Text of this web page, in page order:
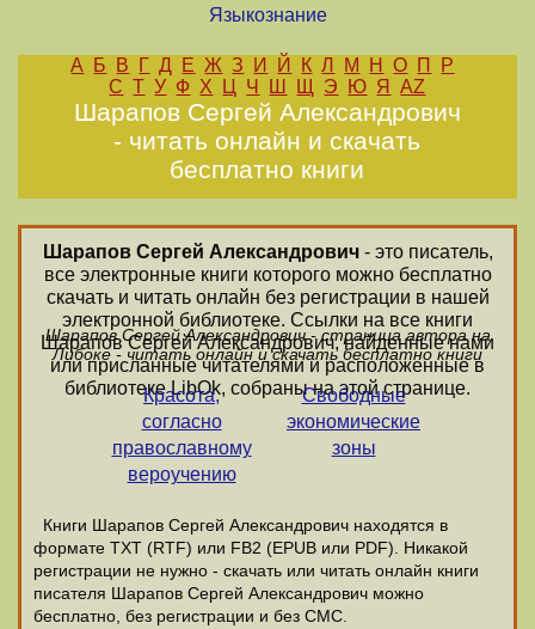
Языкознание
А Б В Г Д Е Ж З И Й К Л М Н О П
Р
С Т У Ф Х Ц Ч Ш Щ Э Ю Я AZ
Шарапов Сергей Александрович
- читать онлайн и скачать
бесплатно книги
Шарапов Сергей Александрович- это писатель,
все электронные книги которого можно бесплатно
скачать и читать онлайн без регистрации в нашей
электронной библиотеке. Ссылки на все книги
Шарапов Сергей Александрович, найденные нами
или присланные читателями и расположенные в
библиотеке LibOk, собраны на этой странице.
Шарапов Сергей Александрович - страница автора на
Либоке - читать онлайн и скачать бесплатно книги
Красота,
согласно
православному
вероучению
Свободные
экономические
зоны
Книги Шарапов Сергей Александрович находятся в
формате ТХТ (RTF) или FB2 (EPUB или PDF). Никакой
регистрации не нужно - скачать или читать онлайн книги
писателя Шарапов Сергей Александрович можно
бесплатно, без регистрации и без СМС.